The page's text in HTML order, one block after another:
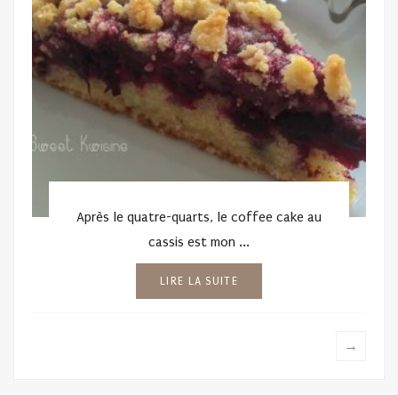
Après le quatre-quarts, le coffee cake au
cassis est mon ...
LIRE LA SUITE
→